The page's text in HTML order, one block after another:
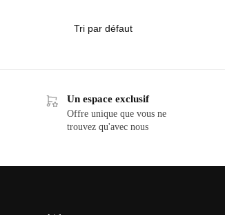
Un espace exclusif
Offre unique que vous ne
trouvez qu'avec nous